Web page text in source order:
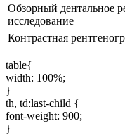
Обзорный дентальное
исследование
Контрастная
table{
width: 100%;
}
th, td:last-child {
font-weight: 900;
}